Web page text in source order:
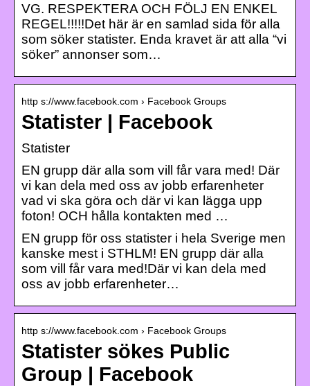
VG. RESPEKTERA OCH FÖLJ EN ENKEL
REGEL!!!!!Det här är en samlad sida för alla
som söker statister. Enda kravet är att alla “vi
söker” annonser som…
http s://www.facebook.com › Facebook Groups
Statister | Facebook
Statister
EN grupp där alla som vill får vara med! Där
vi kan dela med oss av jobb erfarenheter
vad vi ska göra och där vi kan lägga upp
foton! OCH hålla kontakten med …
EN grupp för oss statister i hela Sverige men
kanske mest i STHLM! EN grupp där alla
som vill får vara med!Där vi kan dela med
oss av jobb erfarenheter…
http s://www.facebook.com › Facebook Groups
Statister sökes Public
Group | Facebook